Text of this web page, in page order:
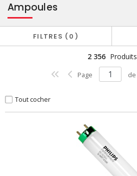
Ampoules
FILTRES 0
2 356 Produits
Page de
Tout cocher